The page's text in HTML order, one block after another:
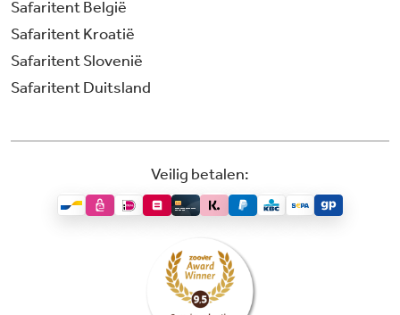
Safaritent België
Safaritent Kroatië
Safaritent Slovenië
Safaritent Duitsland
Veilig betalen: